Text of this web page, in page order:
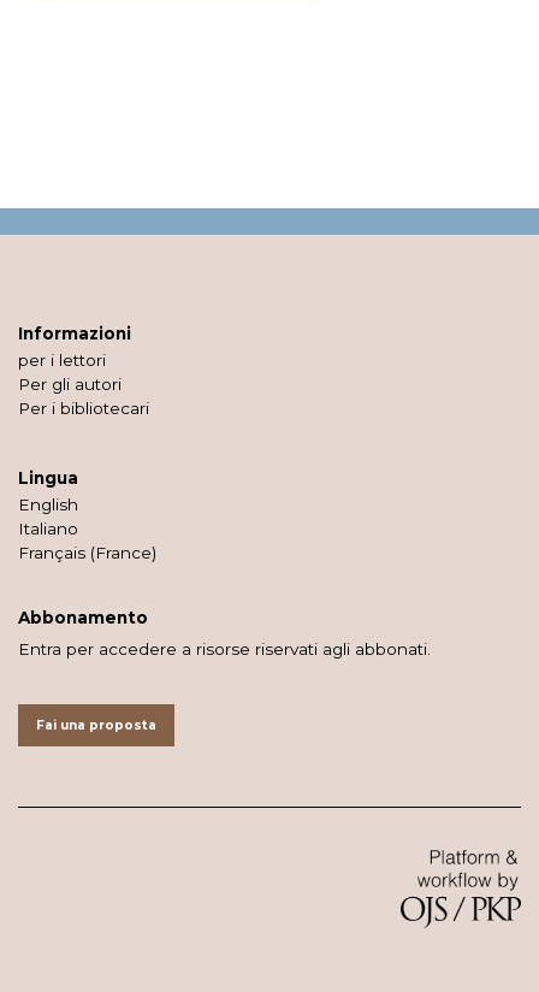
Informazioni
per i lettori
Per gli autori
Per i bibliotecari
Lingua
English
Italiano
Français (France)
Abbonamento
Entra per accedere a risorse riservati agli abbonati.
Fai una proposta